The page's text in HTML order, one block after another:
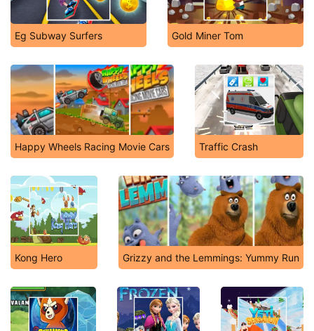
Eg Subway Surfers Gold Miner Tom
Happy Wheels Racing Movie Cars Traffic Crash
Kong Hero Grizzy and the Lemmings: Yummy Run